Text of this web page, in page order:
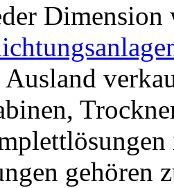
Dimension
Ausland